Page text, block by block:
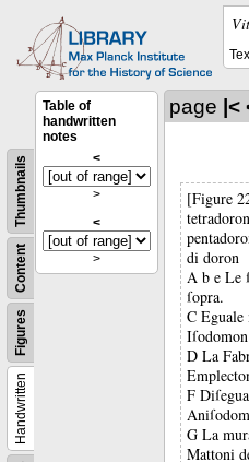
Handwritten
Figures
Content
Thumbnails
Table of
handwritten
notes
<
>
<
>
page |<
[Figure
tetradoron
di doron
A b e Le
ſopra.
C Eguale
D La
F
G La
Mattoni